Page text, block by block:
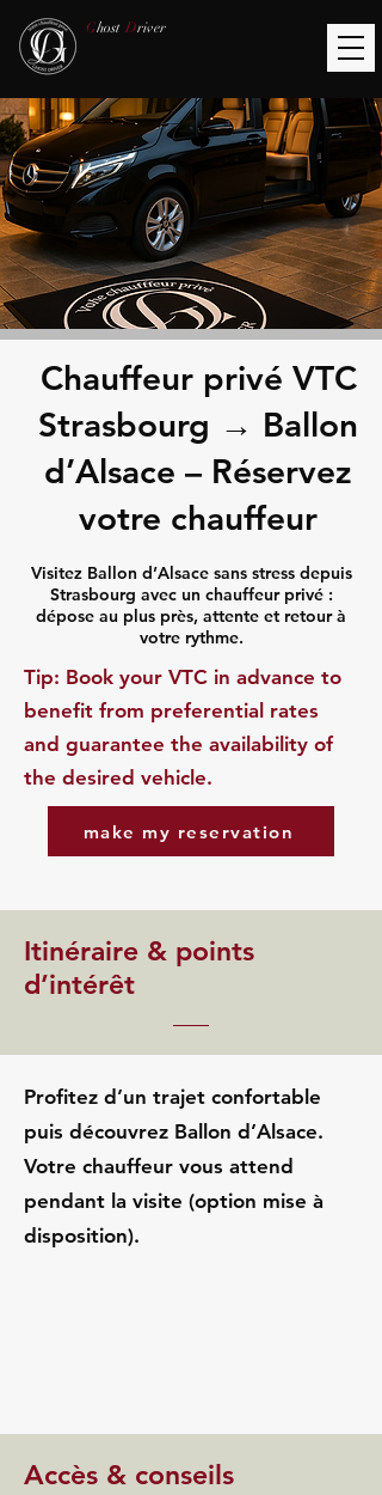
Ghost Driver
Chauffeur privé VTC
Strasbourg → Ballon
d’Alsace – Réservez
votre chauffeur
Visitez Ballon d’Alsace sans stress depuis
Strasbourg avec un chauffeur privé :
dépose au plus près, attente et retour à
votre rythme.
​Tip: Book your VTC in advance to
benefit from preferential rates
and guarantee the availability of
the desired vehicle.
make my reservation
Itinéraire & points
d’intérêt
Profitez d’un trajet confortable
puis découvrez Ballon d’Alsace.
Votre chauffeur vous attend
pendant la visite (option mise à
disposition).
Accès & conseils